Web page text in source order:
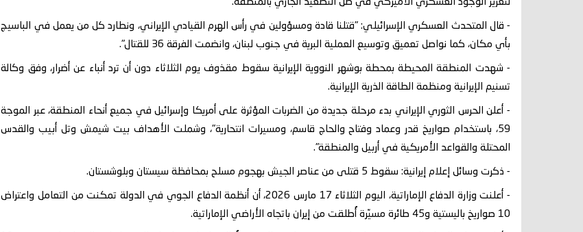
لتعزيز الوجود العسكري الأميركي في ظل التصعيد الجاري بالمنطقة.
- قال المتحدث العسكري الإسرائيلي: "قتلنا قادة ومسؤولين في رأس الهرم القيادي الإيراني، ونطارد كل من يعمل في الباسيج
بأي مكان، كما نواصل تعميق وتوسيع العملية البرية في جنوب لبنان، وانضمت الفرقة 36 للقتال".
- شهدت المنطقة المحيطة بمحطة بوشهر النووية الإيرانية سقوط مقذوف يوم الثلاثاء دون أن ترد أنباء عن أضرار، وفق وكالة
تسنيم الإيرانية ومنظمة الطاقة الذرية الإيرانية.
- أعلن الحرس الثوري الإيراني بدء مرحلة جديدة من الضربات المؤثرة على أمريكا وإسرائيل في جميع أنحاء المنطقة، عبر الموجة
59، باستخدام صواريخ قدر وعماد وفتاح والحاج قاسم، ومسيرات انتحارية"، وشملت الأهداف بيت شيمش وتل أبيب والقدس
المحتلة والقواعد الأمريكية في أربيل والمنطقة".
- ذكرت وسائل إعلام إيرانية: سقوط 5 قتلى من عناصر الجيش بهجوم مسلح بمحافظة سيستان وبلوشستان.
- أعلنت وزارة الدفاع الإماراتية، اليوم الثلاثاء 17 مارس 2026، أن أنظمة الدفاع الجوي في الدولة تمكنت من التعامل واعتراض
10 صواريخ باليستية و45 طائرة مسيّرة أُطلقت من إيران باتجاه الأراضي الإماراتية.